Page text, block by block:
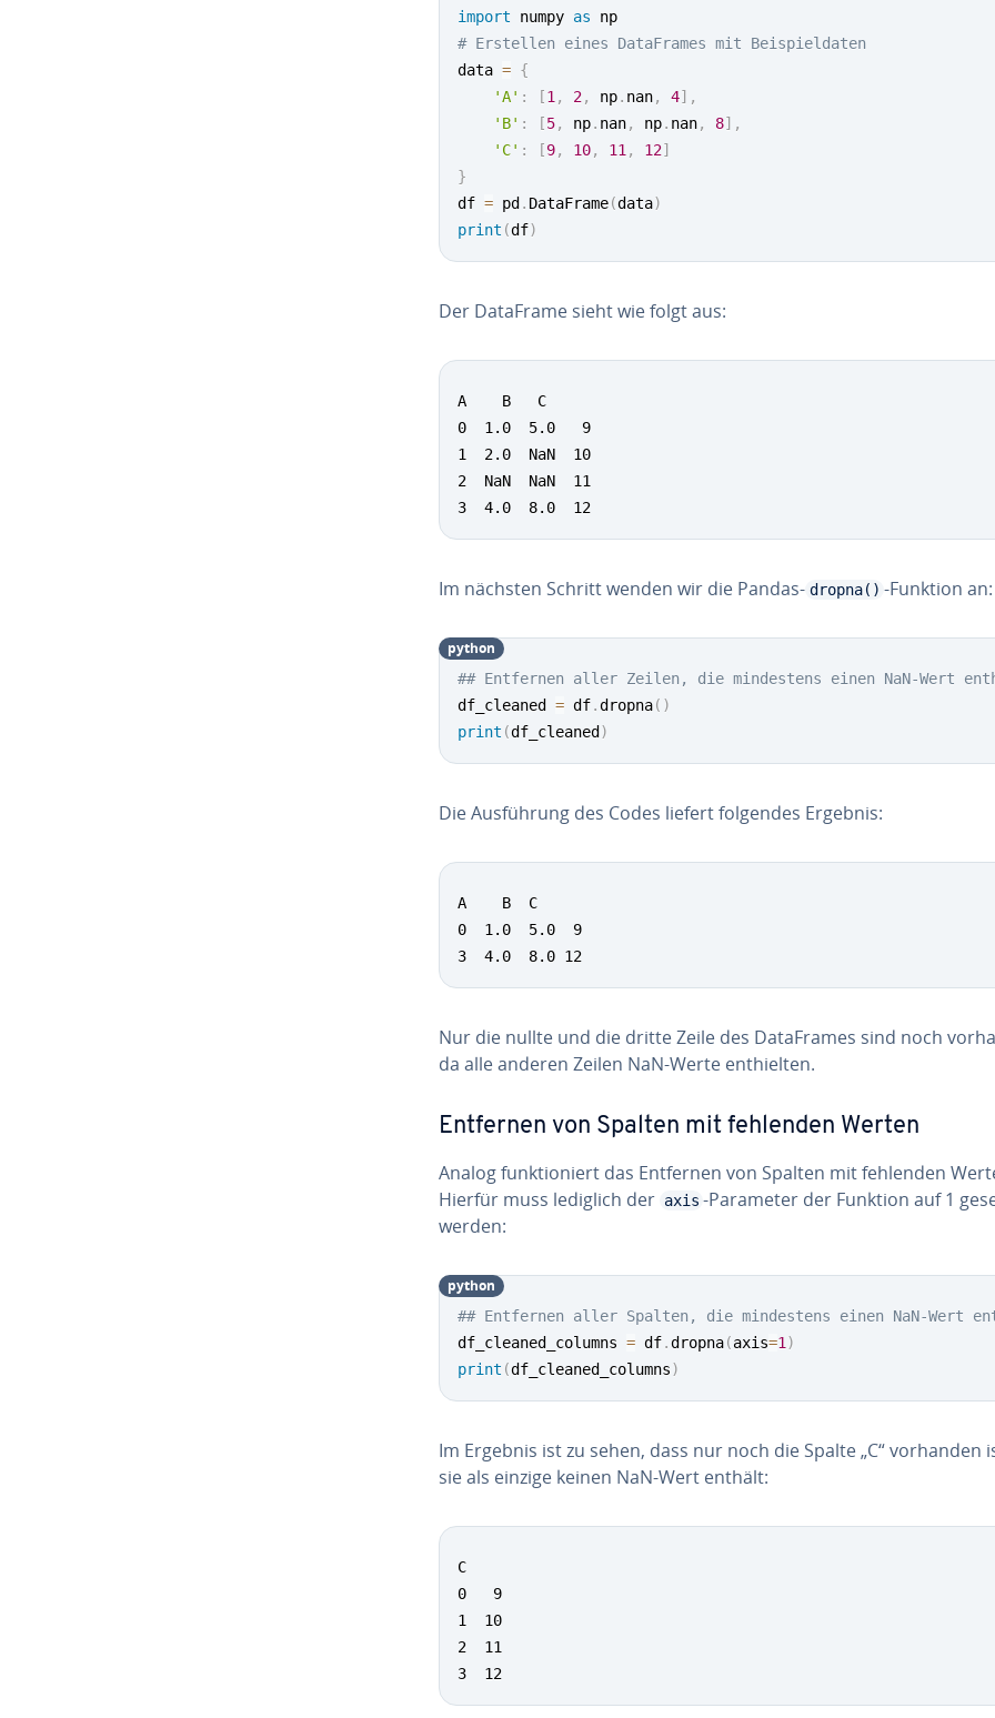
import numpy as
# Erstellen eines DataFrames mit Beispieldaten
data = {
'A' : [1 , 2, np. nan, 4] ,
'B' : [5, np. nan, np. nan, 8] ,
'C' : [9, 10, 11 , 12]
}
df = pd . DataFrame(data)
print (df)
Der DataFrame sieht wie folgt aus:
A    B   C
0  1.0  5.0   9
1  2.0  NaN  10
2  NaN  NaN  11
3  4.0  8.0  12
Im nächsten Schritt wenden wir die Pandas- dropna() -Funktion an:
## Entfernen aller Zeilen, die mindestens einen NaN-Wert
df_cleaned = df.dropna( )
print (df_cleaned )
python
Die Aus­füh­rung des Codes liefert folgendes Ergebnis:
A    B  C
0  1.0  5.0  9
3  4.0  8.0 12
Nur die nullte und die dritte Zeile des Da­ta­Frames sind noch
da alle anderen Zeilen NaN-Werte ent­hiel­ten.
Entfernen von Spalten mit fehlenden Werten
Analog funk­tio­niert das Entfernen von Spalten mit fehlenden
Hierfür muss lediglich der axis -Parameter der Funktion auf 1
werden:
## Entfernen aller Spalten, die mindestens einen NaN-Wert
df_cleaned_columns = df.dropna(axis=1 )
print (df_cleaned_columns)
python
Im Ergebnis ist zu sehen, dass nur noch die Spalte „C“ vorhanden
sie als einzige keinen NaN-Wert enthält:
C
0   9
1  10
2  11
3  12